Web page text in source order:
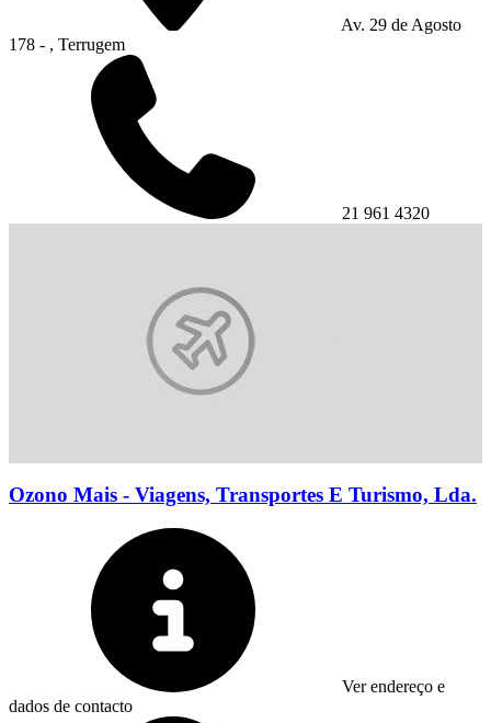
Av. 29 de Agosto
178 - , Terrugem
21 961 4320
Ozono Mais - Viagens, Transportes E Turismo, Lda.
Ver endereço e
dados de contacto